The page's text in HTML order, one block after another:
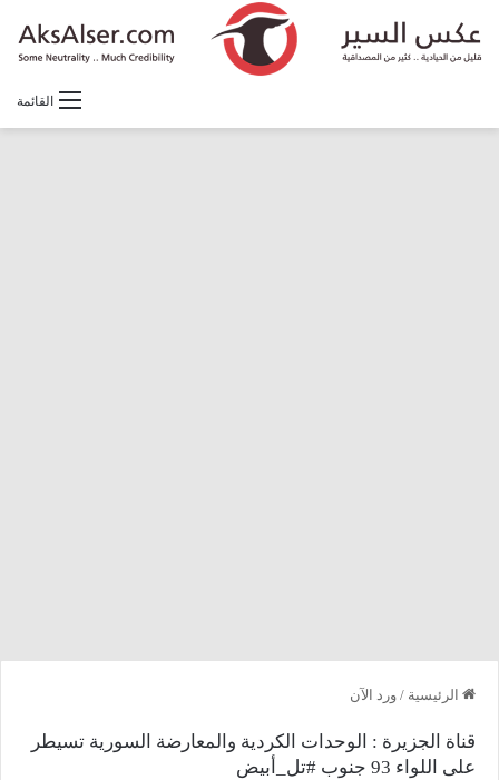
القائمة
الرئيسية / ورد الآن
قناة الجزيرة : الوحدات الكردية والمعارضة السورية تسيطر
على اللواء 93 جنوب #تل_أبيض